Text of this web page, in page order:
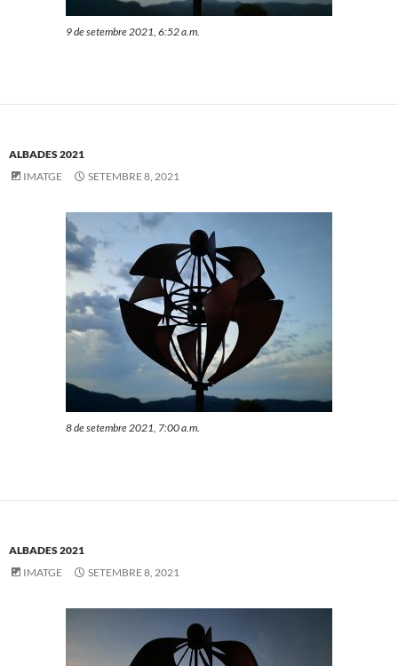
9 de setembre 2021, 6:52 a.m.
ALBADES 2021
IMATGE
SETEMBRE 8, 2021
8 de setembre 2021, 7:00 a.m.
ALBADES 2021
IMATGE
SETEMBRE 8, 2021